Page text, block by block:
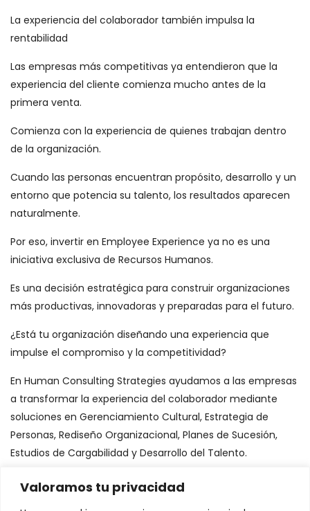
Valoramos tu privacidad
La experiencia del colaborador también impulsa la
rentabilidad
Las empresas más competitivas ya entendieron que la
experiencia del cliente comienza mucho antes de la
primera venta.
Comienza con la experiencia de quienes trabajan dentro
de la organización.
Cuando las personas encuentran propósito, desarrollo y un
entorno que potencia su talento, los resultados aparecen
naturalmente.
Por eso, invertir en Employee Experience ya no es una
iniciativa exclusiva de Recursos Humanos.
Es una decisión estratégica para construir organizaciones
más productivas, innovadoras y preparadas para el futuro.
¿Está tu organización diseñando una experiencia que
impulse el compromiso y la competitividad?
En Human Consulting Strategies ayudamos a las empresas
a transformar la experiencia del colaborador mediante
soluciones en Gerenciamiento Cultural, Estrategia de
Personas, Rediseño Organizacional, Planes de Sucesión,
Estudios de Cargabilidad y Desarrollo del Talento.
Porque una gran experiencia no sucede por casualidad. Se